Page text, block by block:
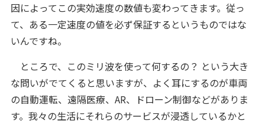
因によってこの実効速度の数値も変わってきます。従っ
て、ある一定速度の値を必ず保証するというものではな
いんですね。
ところで、このミリ波を使って何するの？ という大き
な問いがでてくると思いますが、よく耳にするのが車両
の自動運転、遠隔医療、AR、ドローン制御などがありま
す。我々の生活にそれらのサービスが浸透しているかと